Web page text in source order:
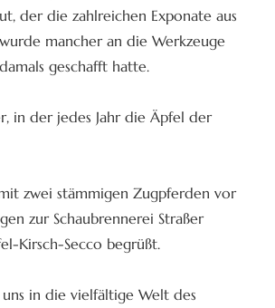
der die zahlreichen Exponate aus
mancher an die Werkzeuge
geschafft hatte.
in der jedes Jahr die Äpfel der
zwei stämmigen Zugpferden vor
zur Schaubrennerei Straßer
Kirsch-Secco begrüßt.
in die vielfältige Welt des